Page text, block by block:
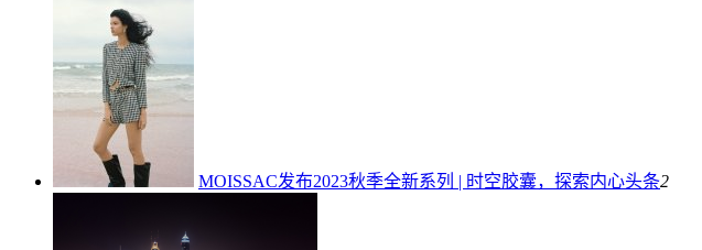
MOISSAC发布2023秋季全新系列 | 时空胶囊，探索内心头条2